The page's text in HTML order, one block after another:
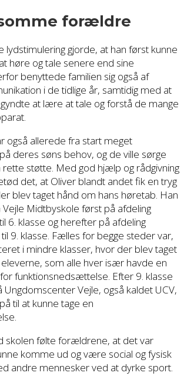
forældre
lydstimulering gjorde, at han først kunne
høre og tale senere end sine
benyttede familien sig også af
i de tidlige år, samtidig med at
at lære at tale og forstå de mange
også allerede fra start meget
deres søns behov, og de ville sørge
støtte. Med god hjælp og rådgivning
det, at Oliver blandt andet fik en tryg
blev taget hånd om hans høretab. Han
Vejle Midtbyskole først på afdeling
6. klasse og herefter på afdeling
9. klasse. Fælles for begge steder var,
i mindre klasser, hvor der blev taget
som alle hver især havde en
funktionsnedsættelse. Efter 9. klasse
Ungdomscenter Vejle, også kaldet UCV,
til at kunne tage en
skolen følte forældrene, at det var
komme ud og være social og fysisk
andre mennesker ved at dyrke sport.